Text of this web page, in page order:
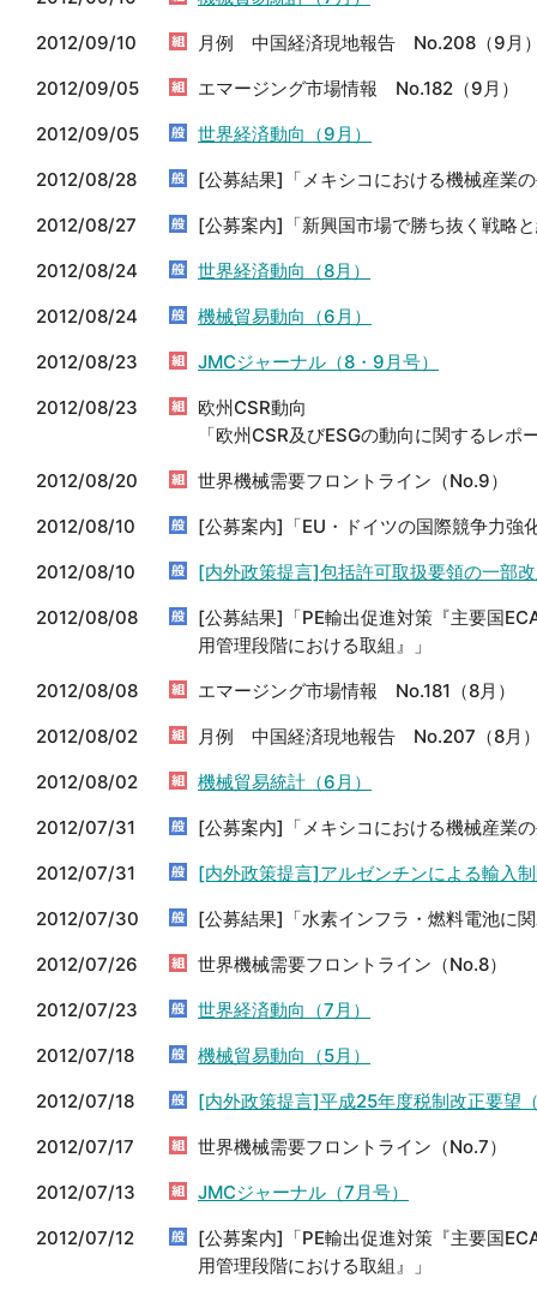
2012/09/10
月例 中国経済現地報告 No.208（9月
2012/09/05
エマージング市場情報 No.182（9月）
2012/09/05
世界経済動向（9月）
2012/08/28
[公募結果]「メキシコにおける機械産業
2012/08/27
[公募案内]「新興国市場で勝ち抜く戦略
2012/08/24
世界経済動向（8月）
2012/08/24
機械貿易動向（6月）
2012/08/23
JMCジャーナル（8・9月号）
2012/08/23
欧州CSR動向
「欧州CSR及びESGの動向に関するレ
2012/08/20
世界機械需要フロントライン（No.9）
2012/08/10
[公募案内]「EU・ドイツの国際競争力強
2012/08/10
[内外政策提言]包括許可取扱要領の一部
2012/08/08
[公募結果]「PE輸出促進対策『主要国
用管理段階における取組』」
2012/08/08
エマージング市場情報 No.181（8月）
2012/08/02
月例 中国経済現地報告 No.207（8月
2012/08/02
機械貿易統計（6月）
2012/07/31
[公募案内]「メキシコにおける機械産業
2012/07/31
[内外政策提言]アルゼンチンによる輸入
2012/07/30
[公募結果]「水素インフラ・燃料電池に
2012/07/26
世界機械需要フロントライン（No.8）
2012/07/23
世界経済動向（7月）
2012/07/18
機械貿易動向（5月）
2012/07/18
[内外政策提言]平成25年度税制改正要望
2012/07/17
世界機械需要フロントライン（No.7）
2012/07/13
JMCジャーナル（7月号）
2012/07/12
[公募案内]「PE輸出促進対策『主要国
用管理段階における取組』」